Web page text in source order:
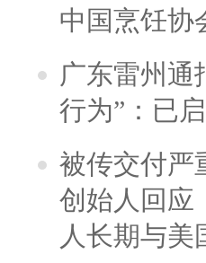
中国烹饪协
广东雷州通
行为”：已
被传交付严
创始人回应
人长期与美